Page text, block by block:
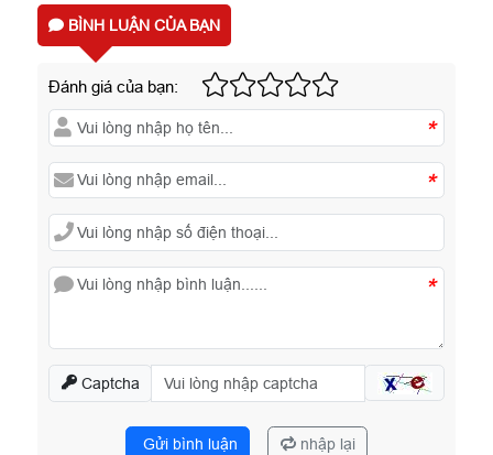
BÌNH LUẬN CỦA BẠN
Đánh giá của bạn:
*
*
*
Captcha
Gửi bình luận nhập lại